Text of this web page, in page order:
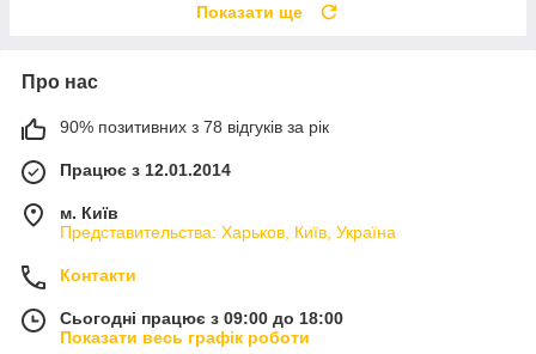
Показати ще
Про нас
90% позитивних з 78 відгуків за рік
Працює з 12.01.2014
м. Київ
Представительства: Харьков, Київ, Україна
Контакти
Сьогодні працює з 09:00 до 18:00
Показати весь графік роботи